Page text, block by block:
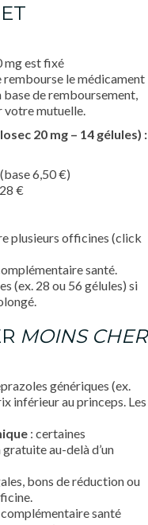
mg est fixé
le médicament
base de remboursement,
votre mutuelle.
20 mg – 14 gélules) :
6,50 €)
€
plusieurs officines (click
santé.
(ex. 28 ou 56 gélules) si
MOINS CHER
génériques (ex.
inférieur au princeps. Les
: certaines
au-delà d’un
bons de réduction ou
santé